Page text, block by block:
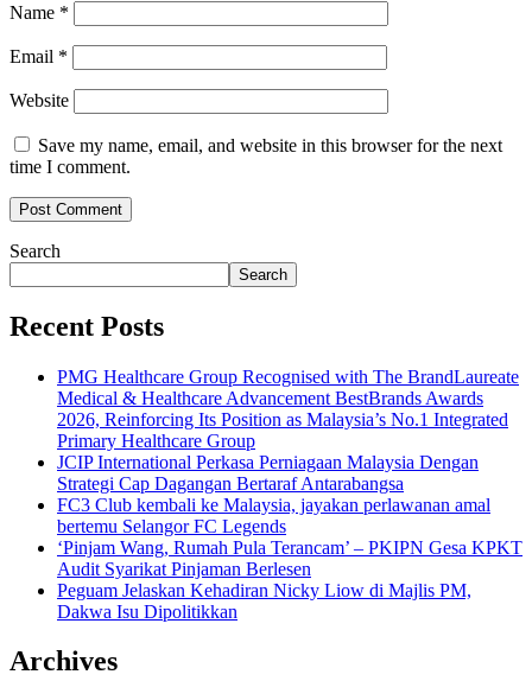
Name *
Email *
Website
Save my name, email, and website in this browser for the next
time I comment.
Search
Search
Recent Posts
PMG Healthcare Group Recognised with The BrandLaureate
Medical & Healthcare Advancement BestBrands Awards
2026, Reinforcing Its Position as Malaysia’s No.1 Integrated
Primary Healthcare Group
JCIP International Perkasa Perniagaan Malaysia Dengan
Strategi Cap Dagangan Bertaraf Antarabangsa
FC3 Club kembali ke Malaysia, jayakan perlawanan amal
bertemu Selangor FC Legends
‘Pinjam Wang, Rumah Pula Terancam’ – PKIPN Gesa KPKT
Audit Syarikat Pinjaman Berlesen
Peguam Jelaskan Kehadiran Nicky Liow di Majlis PM,
Dakwa Isu Dipolitikkan
Archives